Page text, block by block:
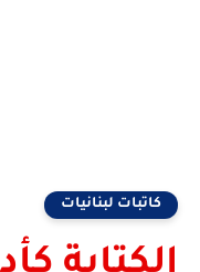
كاتبات لبنانيات